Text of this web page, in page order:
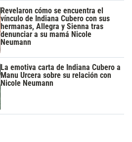
Revelaron cómo se encuentra el
vínculo de Indiana Cubero con sus
hermanas, Allegra y Sienna tras
denunciar a su mamá Nicole
Neumann
La emotiva carta de Indiana Cubero a
Manu Urcera sobre su relación con
Nicole Neumann